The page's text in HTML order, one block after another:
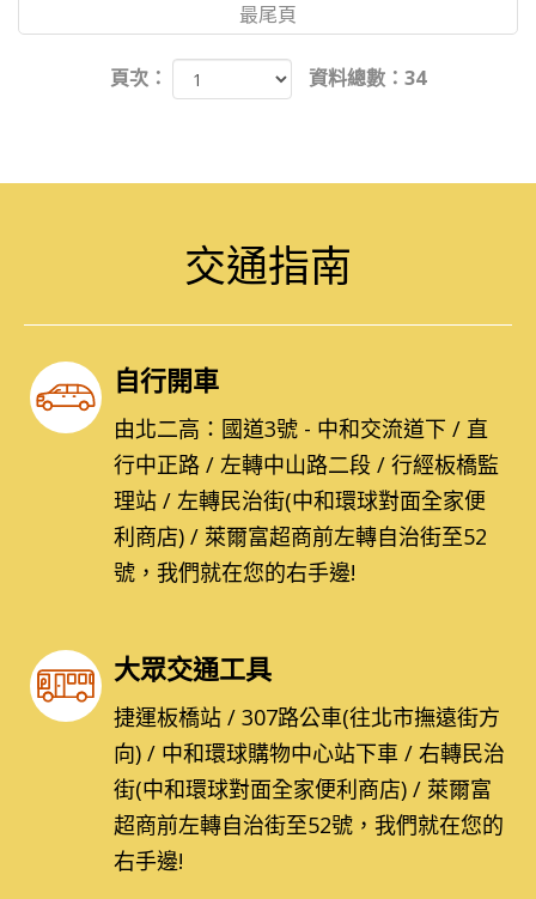
最尾頁
頁次： 資料總數：34
交通指南
自行開車
由北二高：國道3號 - 中和交流道下 / 直
行中正路 / 左轉中山路二段 / 行經板橋監
理站 / 左轉民治街(中和環球對面全家便
利商店) / 萊爾富超商前左轉自治街至52
號，我們就在您的右手邊!
大眾交通工具
捷運板橋站 / 307路公車(往北市撫遠街方
向) / 中和環球購物中心站下車 / 右轉民治
街(中和環球對面全家便利商店) / 萊爾富
超商前左轉自治街至52號，我們就在您的
右手邊!